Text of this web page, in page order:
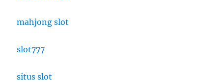
mahjong slot
slot777
situs slot